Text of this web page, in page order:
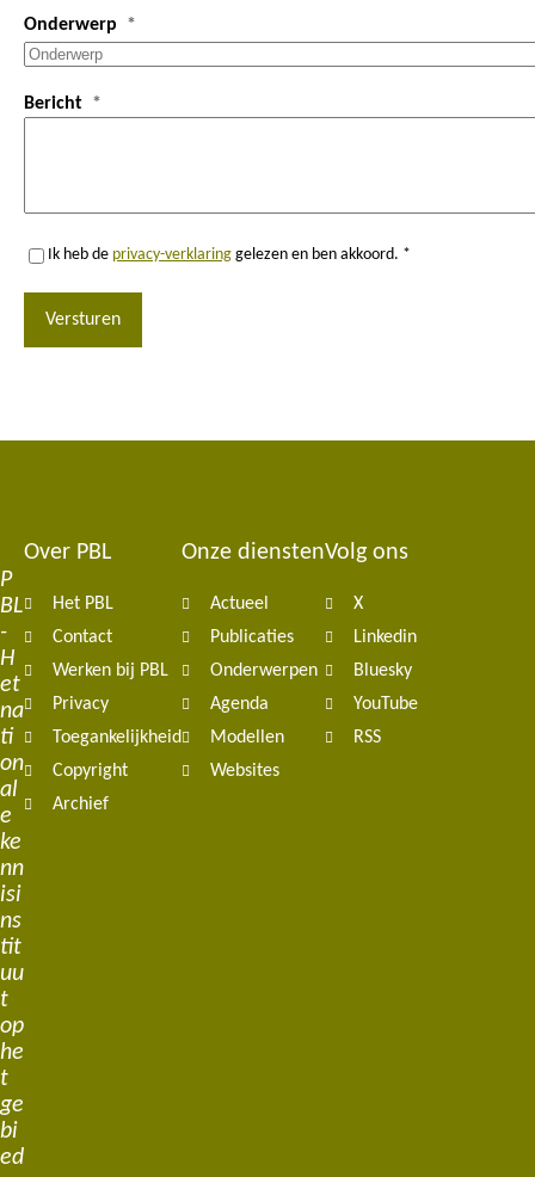
Onderwerp
Bericht
Ik heb de privacy-verklaring gelezen en ben akkoord. *
Versturen
P
BL
-
H
et
na
ti
on
al
e
ke
nn
isi
ns
tit
uu
t
op
he
t
ge
bi
ed
Footer
navigation
Over PBL
Het PBL
Contact
Werken bij PBL
Privacy
Toegankelijkheid
Copyright
Archief
Onze diensten
Actueel
Publicaties
Onderwerpen
Agenda
Modellen
Websites
Volg ons
X
Linkedin
Bluesky
YouTube
RSS